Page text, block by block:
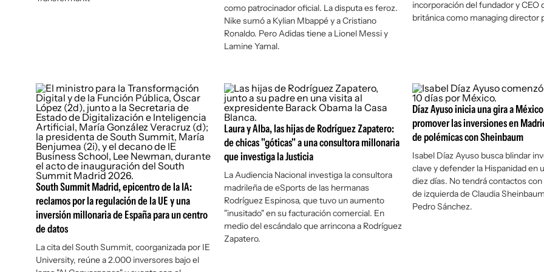
como patrocinador oficial. La disputa es feroz.
Nike sumó a Kylian Mbappé y a Cristiano
Ronaldo. Pero Adidas tiene a Lionel Messi y
Lamine Yamal.
incorporación del fundador y CEO
británica como managing director
South Summit Madrid, epicentro de la IA:
reclamos por la regulación de la UE y una
inversión millonaria de España para un centro
de datos
La cita del South Summit, coorganizada por IE
University, reúne a 2.000 inversores bajo el
Laura y Alba, las hijas de Rodríguez Zapatero:
de chicas "góticas" a una consultora millonaria
que investiga la Justicia
La Audiencia Nacional investiga la consultora
madrileña de eSports de las hermanas
Rodríguez Espinosa, que tuvo un aumento
"inusitado" en su facturación comercial. En
medio del escándalo que arrincona a Rodríguez
Zapatero.
Díaz Ayuso inicia una gira a
promover las inversiones en
de polémicas con Sheinbaum
Isabel Díaz Ayuso busca blindar
clave y defender la Hispanidad en
diez días. No tendrá contactos
de izquierda de Claudia
Pedro Sánchez.